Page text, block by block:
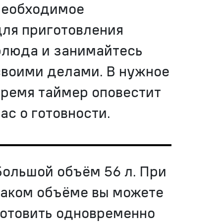
приготовления
и занимайтесь
делами. В нужное
таймер оповестит
о готовности.
объём 56 л. При
объёме вы можете
одновременно